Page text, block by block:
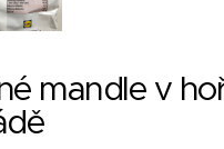
mandle v